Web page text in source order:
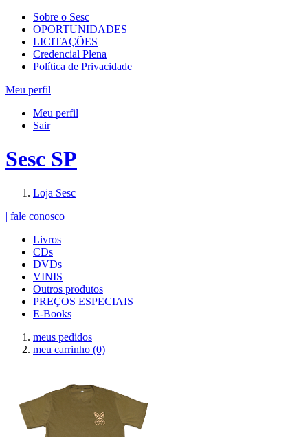
Sobre o Sesc
OPORTUNIDADES
LICITAÇÕES
Credencial Plena
Política de Privacidade
Meu perfil
Meu perfil
Sair
Sesc SP
Loja Sesc
| fale conosco
Livros
CDs
DVDs
VINIS
Outros produtos
PREÇOS ESPECIAIS
E-Books
meus pedidos
meu carrinho (0)